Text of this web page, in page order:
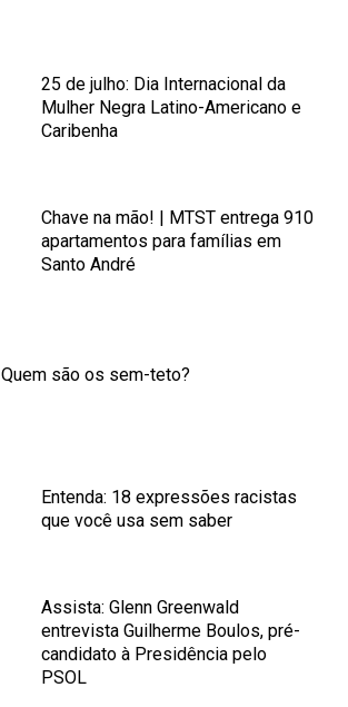
25 de julho: Dia Internacional da
Mulher Negra Latino-Americano e
Caribenha
Chave na mão! | MTST entrega 910
apartamentos para famílias em
Santo André
Quem são os sem-teto?
Entenda: 18 expressões racistas
que você usa sem saber
Assista: Glenn Greenwald
entrevista Guilherme Boulos, pré-
candidato à Presidência pelo
PSOL